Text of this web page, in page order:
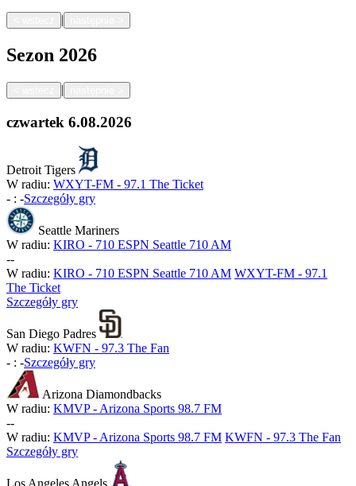
|
Sezon 2026
|
czwartek 6.08.2026
Detroit Tigers
W radiu: WXYT-FM - 97.1 The Ticket
- : -Szczegóły gry
Seattle Mariners
W radiu: KIRO - 710 ESPN Seattle 710 AM
--
W radiu: KIRO - 710 ESPN Seattle 710 AM WXYT-FM - 97.1
The Ticket
Szczegóły gry
San Diego Padres
W radiu: KWFN - 97.3 The Fan
- : -Szczegóły gry
Arizona Diamondbacks
W radiu: KMVP - Arizona Sports 98.7 FM
--
W radiu: KMVP - Arizona Sports 98.7 FM KWFN - 97.3 The Fan
Szczegóły gry